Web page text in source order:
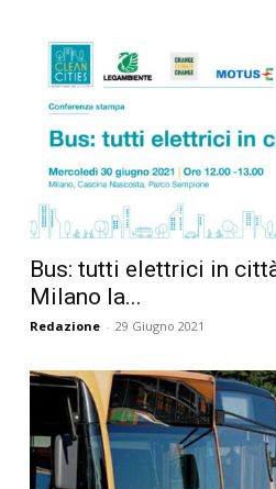
Bus: tutti elettrici in
Milano la...
Redazione - 29 Giugno 2021